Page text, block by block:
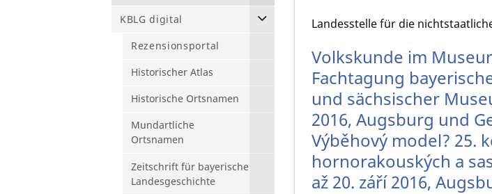
KBLG digital
Rezensionsportal
Historischer Atlas
Historische Ortsnamen
Mundartliche
Ortsnamen
Zeitschrift für bayerische
Landesgeschichte
Landesstelle für die
Volkskunde im
Fachtagung
und sächsischer
2016, Augsburg und
Výběhový model? 25.
hornorakouských a
až 20. září 2016,